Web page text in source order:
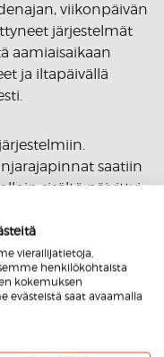
viikonpäivän
järjestelmät
aamiaisaikaan
ja iltapäivällä
saatiin
sisältö päivittyi
lisääntyi
avulla.
digital
vierailijatietoja,
henkilökohtaista
kokemuksen
evästeistä saat avaamalla